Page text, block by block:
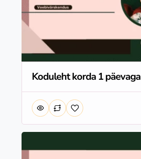
Koduleht korda 1 päevaga